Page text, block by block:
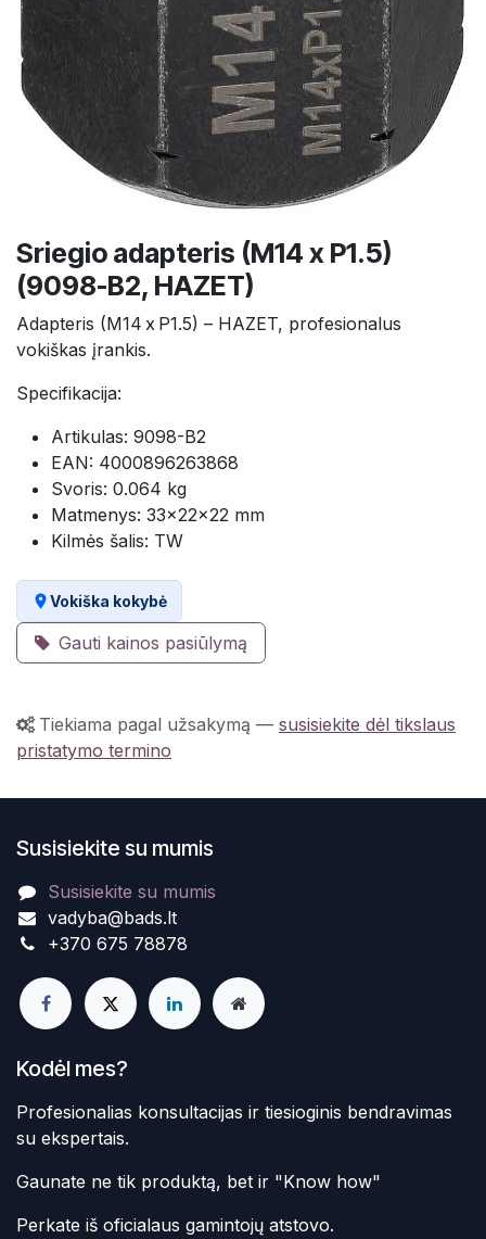
Sriegio adapteris (M14 x P1.5)
(9098-B2, HAZET)
Adapteris (M14 x P1.5) – HAZET, profesionalus
vokiškas įrankis.
Specifikacija:
Artikulas: 9098-B2
EAN: 4000896263868
Svoris: 0.064 kg
Matmenys: 33×22×22 mm
Kilmės šalis: TW
Vokiška kokybė
Gauti kainos pasiūlymą
Tiekiama pagal užsakymą — susisiekite dėl tikslaus
pristatymo termino
Susisiekite su mumis
Susisiekite su mumis
vadyba@bads.lt
+370 675 78878
Kodėl mes?
Profesionalias konsultacijas ir tiesioginis bendravimas
su ekspertais.
Gaunate ne tik produktą, bet ir "Know how"
Perkate iš oficialaus gamintojų atstovo.